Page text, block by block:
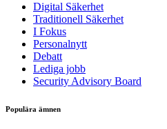
Digital Säkerhet
Traditionell Säkerhet
I Fokus
Personalnytt
Debatt
Lediga jobb
Security Advisory Board
Populära ämnen